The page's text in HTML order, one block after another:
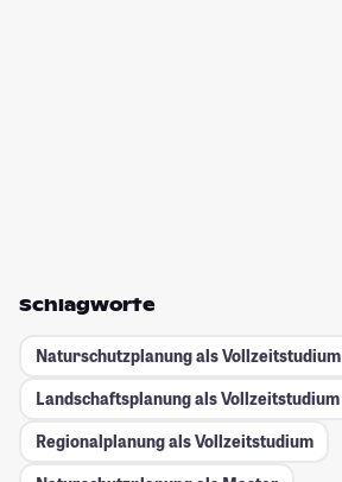
Schlagworte
Naturschutzplanung als Vollzeitstudium
Landschaftsplanung als Vollzeitstudium
Regionalplanung als Vollzeitstudium